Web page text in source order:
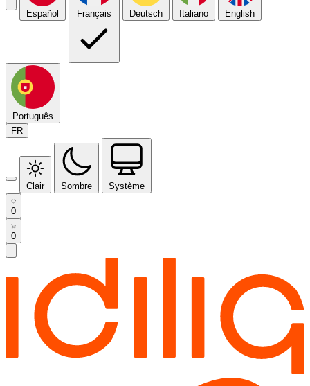
Español Français Deutsch Italiano English
Português
FR
Clair Sombre Système
0
0